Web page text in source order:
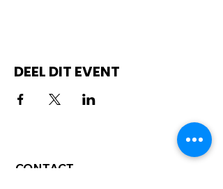
DEEL DIT EVENT
CONTACT